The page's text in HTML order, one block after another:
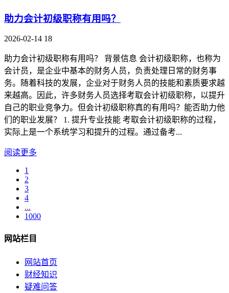
助力会计初级职称有用吗？
2026-02-14 18
助力会计初级职称有用吗？ 背景信息 会计初级职称，也称为
会计员，是企业中基本的财务人员，负责处理日常的财务事
务。随着科技的发展，企业对于财务人员的技能和素质要求越
来越高。因此，许多财务人员选择考取会计初级职称，以提升
自己的职业竞争力。但会计初级职称真的有用吗？能否助力他
们的职业发展？ 1. 提升专业技能 考取会计初级职称的过程，
实际上是一个系统学习和提升的过程。通过备考...
阅读更多
1
2
3
4
...
1000
网站栏目
网站首页
财经知识
疑难问答